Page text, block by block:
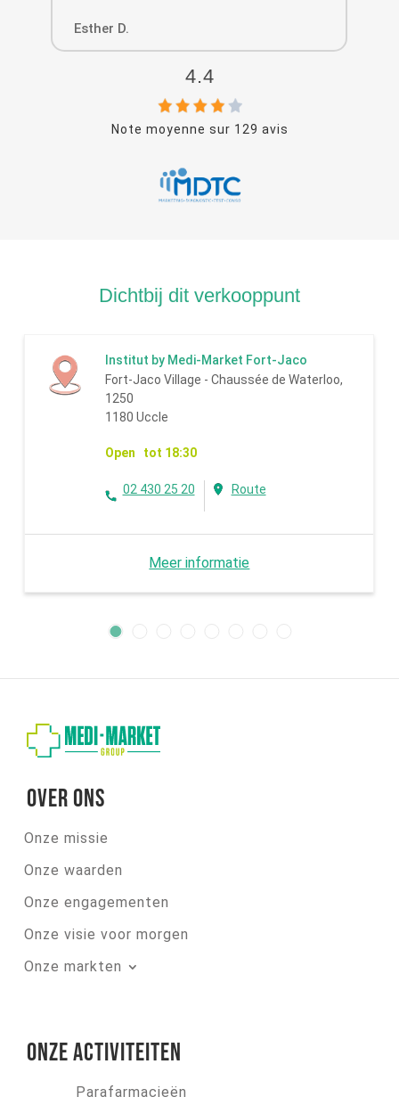
Esther D.
4.4
Note moyenne sur 129 avis
Dichtbij dit verkooppunt
Institut by Medi-Market Fort-Jaco
Fort-Jaco Village - Chaussée de Waterloo,
1250
1180 Uccle
Open tot 18:30
02 430 25 20 Route
Meer informatie
Over ons
Onze missie
Onze waarden
Onze engagementen
Onze visie voor morgen
Onze markten
Onze activiteiten
Parafarmacieën